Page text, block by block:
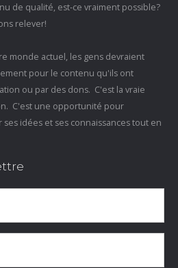
de qualité, est-ce vraiment possible?
relever!
monde actuel, les gens devraient
pour le contenu qu'ils ont
ou par des dons. C'est la vraie
C'est une opportunité pour
idées et ses connaissances tout en